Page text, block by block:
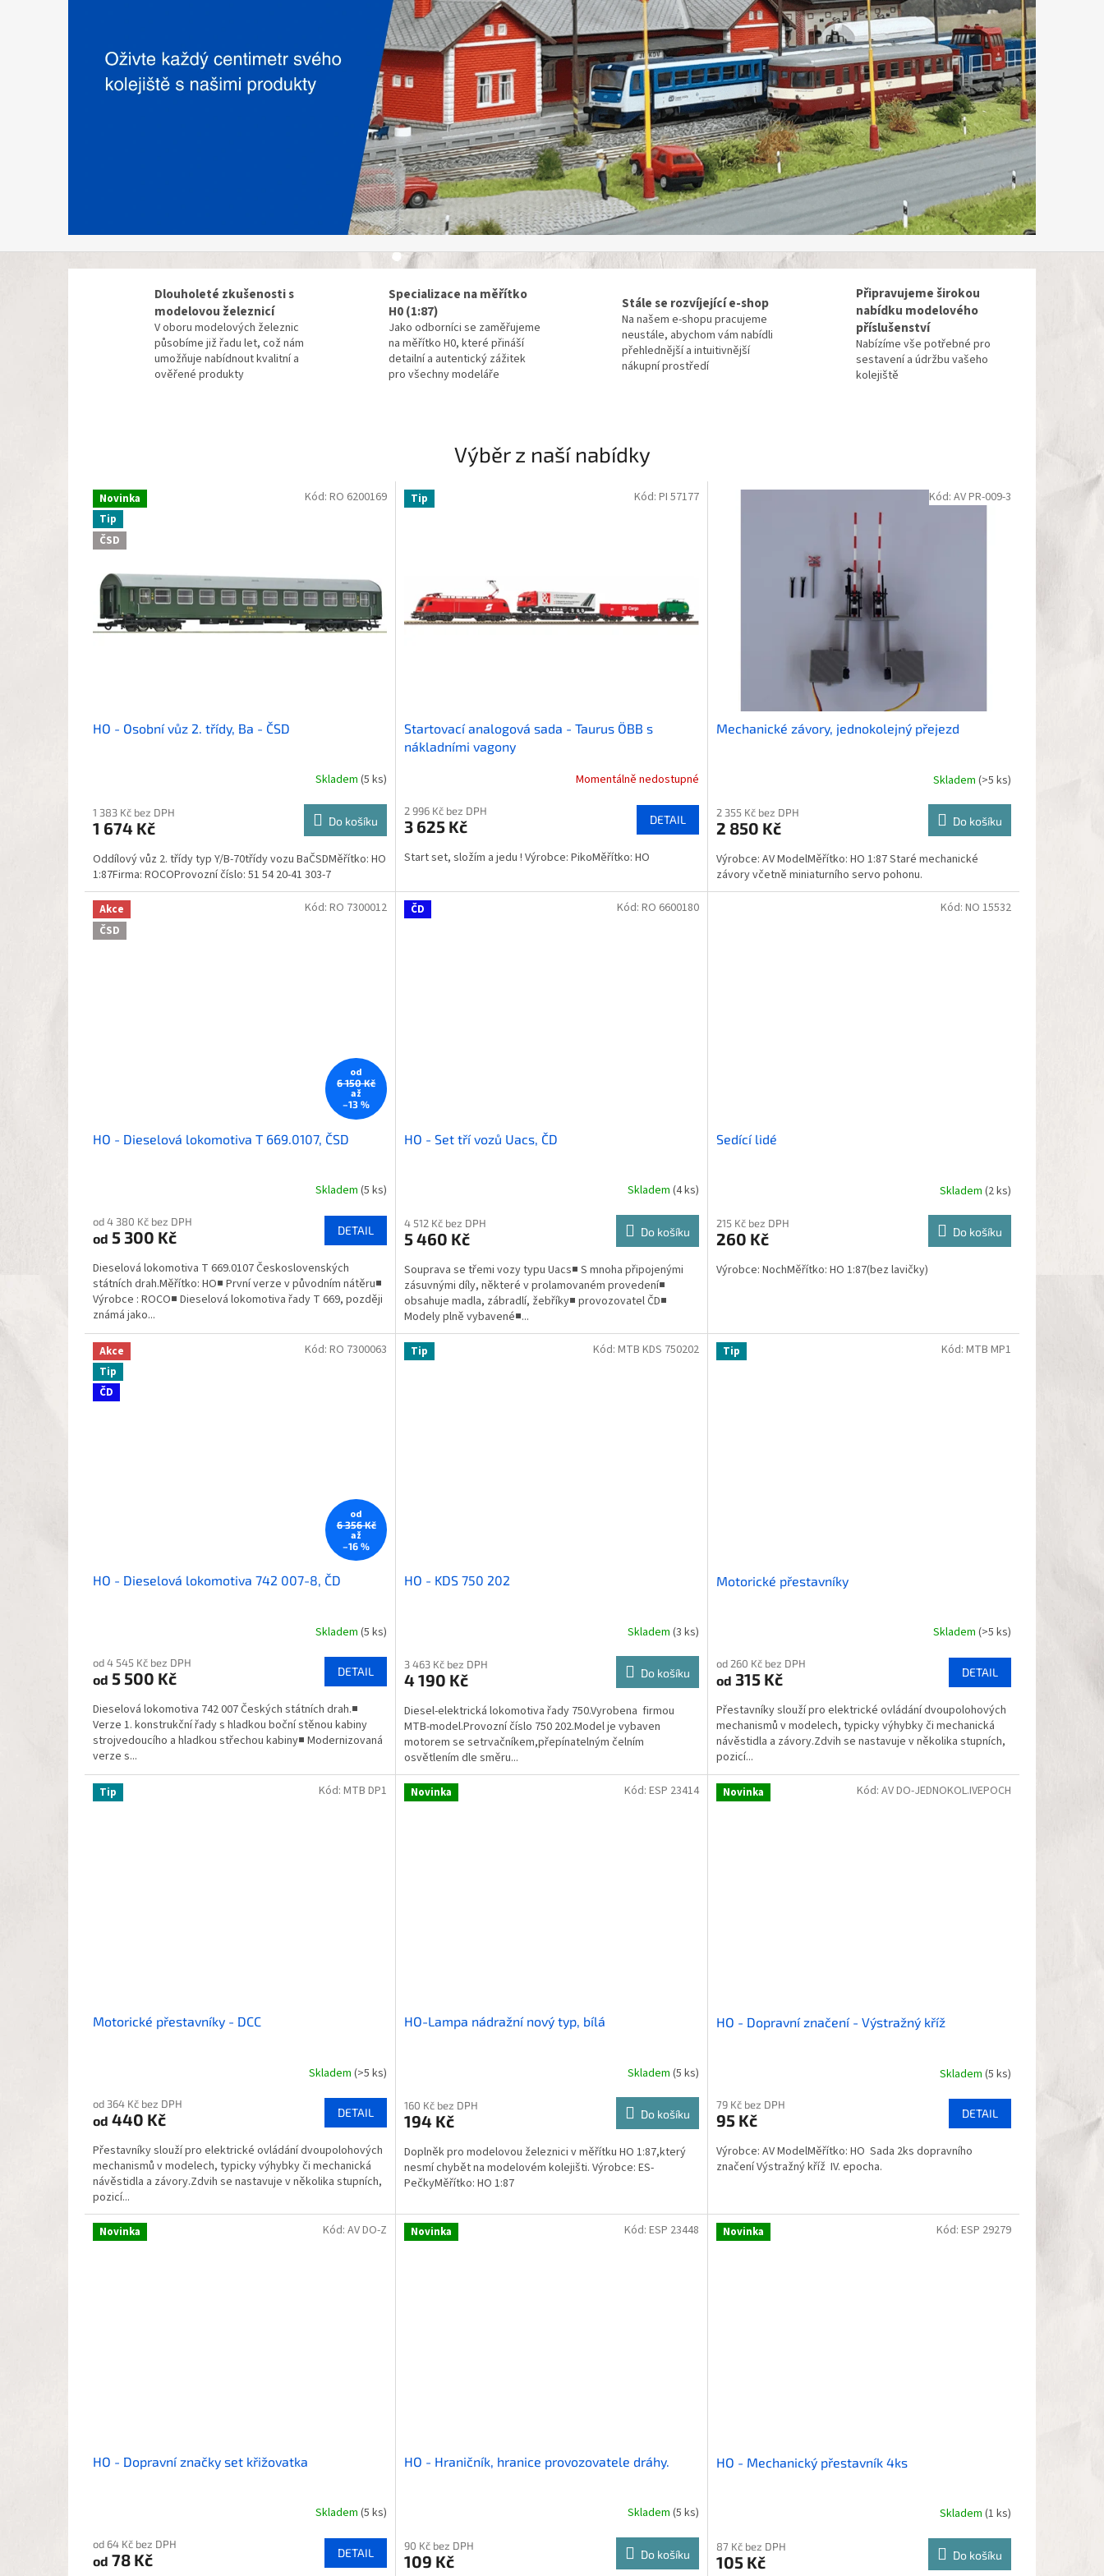
Dlouholeté zkušenosti s
modelovou železnicí
V oboru modelových železnic
působíme již řadu let, což nám
umožňuje nabídnout kvalitní a
ověřené produkty
Specializace na měřítko
H0 (1:87)
Jako odborníci se zaměřujeme
na měřítko H0, které přináší
detailní a autentický zážitek
pro všechny modeláře
Stále se rozvíjející e-shop
Na našem e-shopu pracujeme
neustále, abychom vám nabídli
přehlednější a intuitivnější
nákupní prostředí
Připravujeme širokou
nabídku modelového
příslušenství
Nabízíme vše potřebné pro
sestavení a údržbu vašeho
kolejiště
Výběr z naší nabídky
Novinka
Tip
ČSD
HO - Osobní vůz 2. třídy, Ba - ČSD
Skladem(5 ks)
1 383 Kč bez DPH
1 674 Kč Do košíku
Oddílový vůz 2. třídy typ Y/B-70třídy vozu BaČSDMěřítko: HO
1:87Firma: ROCOProvozní číslo: 51 54 20-41 303-7
Kód:RO 6200169 Tip
Startovací analogová sada - Taurus ÖBB s
nákladními vagony
Momentálně nedostupné
2 996 Kč bez DPH
3 625 Kč DETAIL
Start set, složím a jedu ! Výrobce: PikoMěřítko: HO
Kód: PI 57177
Mechanické závory, jednokolejný přejezd
produktu
je
z
5
hvězdiček.
Skladem (>5 ks)
2 355 Kč bez DPH
2 850 Kč Do košíku
Výrobce: AV ModelMěřítko: HO 1:87 Staré mechanické
závory včetně miniaturního servo pohonu.
Kód: AV PR-009-3
Akce
ČSD
od
6 150 Kč
až
–13 %
HO - Dieselová lokomotiva T 669.0107, ČSD
produktu
je
z
5
hvězdiček.
Skladem(5 ks)
od 4 380 Kč bez DPH
od 5 300 Kč DETAIL
Dieselová lokomotiva T 669.0107 Československých
státních drah.Měřítko: HO■ První verze v původním nátěru■
Výrobce : ROCO■ Dieselová lokomotiva řady T 669, později
známá jako...
Kód:RO 7300012 ČD
HO - Set tří vozů Uacs, ČD
Skladem (4 ks)
4 512 Kč bez DPH
5 460 Kč Do košíku
Souprava se třemi vozy typu Uacs■ S mnoha připojenými
zásuvnými díly, některé v prolamovaném provedení■
obsahuje madla, zábradlí, žebříky■ provozovatel ČD■
Modely plně vybavené■...
Kód: RO 6600180
Sedící lidé
Skladem (2 ks)
215 Kč bez DPH
260 Kč Do košíku
Výrobce: NochMěřítko: HO 1:87(bez lavičky)
Kód: NO 15532
Akce
Tip
ČD
od
6 356 Kč
až
–16 %
HO - Dieselová lokomotiva 742 007-8, ČD
produktu
je
z
5
hvězdiček.
Skladem(5 ks)
od 4 545 Kč bez DPH
od 5 500 Kč DETAIL
Dieselová lokomotiva 742 007 Českých státních drah.■
Verze 1. konstrukční řady s hladkou boční stěnou kabiny
strojvedoucího a hladkou střechou kabiny■ Modernizovaná
verze s...
Kód:RO 7300063 Tip
HO - KDS 750 202
Skladem (3 ks)
3 463 Kč bez DPH
4 190 Kč Do košíku
Diesel-elektrická lokomotiva řady 750.Vyrobena firmou
MTB-model.Provozní číslo 750 202.Model je vybaven
motorem se setrvačníkem,přepínatelným čelním
osvětlením dle směru...
Kód: MTB KDS 750202 Tip
Motorické přestavníky
produktu
je
z
5
hvězdiček.
Skladem (>5 ks)
od 260 Kč bez DPH
od 315 Kč DETAIL
Přestavníky slouží pro elektrické ovládání dvoupolohových
mechanismů v modelech, typicky výhybky či mechanická
návěstidla a závory.Zdvih se nastavuje v několika stupních,
pozicí...
Kód: MTB MP1
Tip
Motorické přestavníky - DCC
produktu
je
z
5
hvězdiček.
Skladem(>5 ks)
od 364 Kč bez DPH
od 440 Kč DETAIL
Přestavníky slouží pro elektrické ovládání dvoupolohových
mechanismů v modelech, typicky výhybky či mechanická
návěstidla a závory.Zdvih se nastavuje v několika stupních,
pozicí...
Kód:MTB DP1 Novinka
HO-Lampa nádražní nový typ, bílá
Skladem (5 ks)
160 Kč bez DPH
194 Kč Do košíku
Doplněk pro modelovou železnici v měřítku HO 1:87,který
nesmí chybět na modelovém kolejišti. Výrobce: ES-
PečkyMěřítko: HO 1:87
Kód: ESP 23414 Novinka
HO - Dopravní značení - Výstražný kříž
Skladem (5 ks)
79 Kč bez DPH
95 Kč DETAIL
Výrobce: AV ModelMěřítko: HO Sada 2ks dopravního
značení Výstražný kříž IV. epocha.
Kód: AV DO-JEDNOKOL.IVEPOCH
Novinka
HO - Dopravní značky set křižovatka
Skladem(5 ks)
od 64 Kč bez DPH
od 78 Kč DETAIL
Kód:AV DO-Z Novinka
HO - Hraničník, hranice provozovatele dráhy.
Skladem (5 ks)
90 Kč bez DPH
109 Kč Do košíku
Kód: ESP 23448 Novinka
HO - Mechanický přestavník 4ks
Skladem (1 ks)
87 Kč bez DPH
105 Kč Do košíku
Kód: ESP 29279